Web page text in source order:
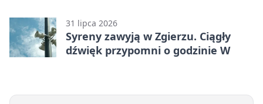
31 lipca 2026
Syreny zawyją w Zgierzu. Ciągły
dźwięk przypomni o godzinie W